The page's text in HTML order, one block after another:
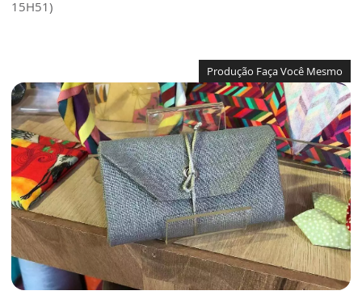
15H51)
Produção Faça Você Mesmo